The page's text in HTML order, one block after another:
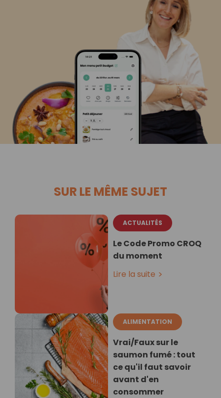
SUR LE MÊME SUJET
ACTUALITÉS
Le Code Promo CROQ
du moment
Lire la suite
ALIMENTATION
Vrai/Faux sur le
saumon fumé : tout
ce qu'il faut savoir
avant d'en
consommer